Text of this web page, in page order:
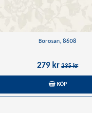
Borosan, 8608
279 kr235 kr
KÖP